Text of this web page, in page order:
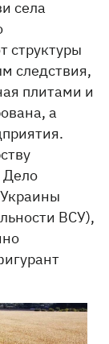
села
структуры
следствия,
плитами и
а
Дело
ВСУ),